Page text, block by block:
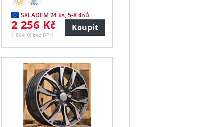
SKLADEM 24 ks, 5-8 dnů
2 256 Kč
1 864 Kč bez DPH
Koupit